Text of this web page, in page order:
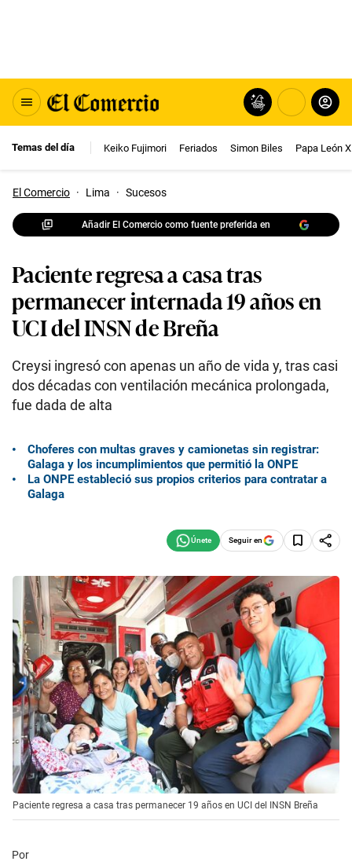
Temas del día Keiko Fujimori Feriados Simon Biles Papa León
El Comercio · Lima · Sucesos
Añadir El Comercio como fuente preferida en
Paciente regresa a casa tras
permanecer internada 19 años en
UCI del INSN de Breña
Creysi ingresó con apenas un año de vida y, tras casi
dos décadas con ventilación mecánica prolongada,
fue dada de alta
Choferes con multas graves y camionetas sin registrar:
Galaga y los incumplimientos que permitió la ONPE
La ONPE estableció sus propios criterios para contratar a
Galaga
Seguir en
Paciente regresa a casa tras permanecer 19 años en UCI del INSN Breña
Por